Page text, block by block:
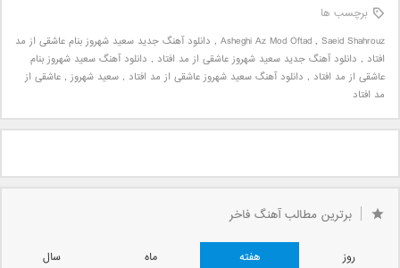
برچسب ها
Asheghi Az Mod Oftad , Saeid Shahrouz
, دانلود آهنگ جدید سعید شهروز بنام عاشقی از مد
افتاد , دانلود آهنگ جدید سعید شهروز عاشقی از مد افتاد , دانلود آهنگ سعید شهروز بنام
عاشقی از مد افتاد , دانلود آهنگ سعید شهروز عاشقی از مد افتاد , سعید شهروز, عاشقی از
مد افتاد
برترین مطالب آهنگ فاخر
روز هفته ماه
سال